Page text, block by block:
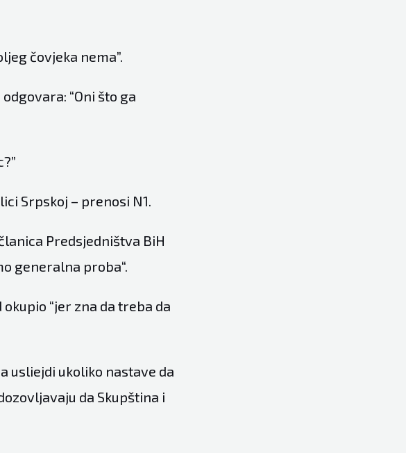
čovjeka nema”.
“Oni što ga
Srpskoj – prenosi N1.
Predsjedništva BiH
generalna proba“.
“jer zna da treba da
usliejdi ukoliko nastave da
da Skupština i